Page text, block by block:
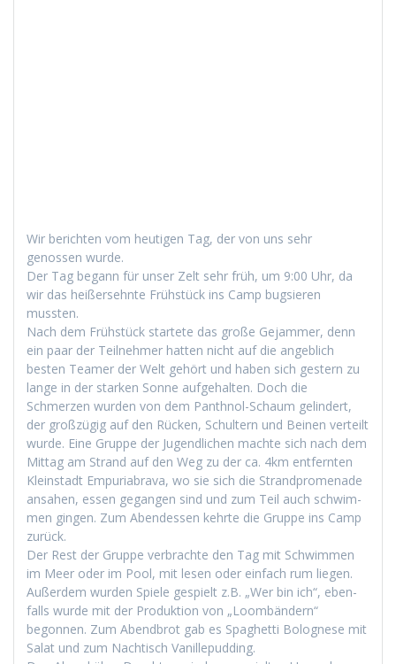
Wir bericht­en vom heuti­gen Tag, der von uns sehr
genossen wurde.
Der Tag begann für unser Zelt sehr früh, um 9:00 Uhr, da
wir das heißersehnte Früh­stück ins Camp bugsieren
mussten.
Nach dem Früh­stück startete das große Gejam­mer, denn
ein paar der Teil­nehmer hat­ten nicht auf die ange­blich
besten Team­er der Welt gehört und haben sich gestern zu
lange in der starken Sonne aufge­hal­ten. Doch die
Schmerzen wur­den von dem Pan­th­nol-Schaum gelin­dert,
der großzügig auf den Rück­en, Schul­tern und Beinen verteilt
wurde. Eine Gruppe der Jugendlichen machte sich nach dem
Mit­tag am Strand auf den Weg zu der ca. 4km ent­fer­n­ten
Kle­in­stadt Empuriabra­va, wo sie sich die Strand­prom­e­nade
ansa­hen, essen gegan­gen sind und zum Teil auch schwim­
men gin­gen. Zum Aben­dessen kehrte die Gruppe ins Camp
zurück.
Der Rest der Gruppe ver­brachte den Tag mit Schwim­men
im Meer oder im Pool, mit lesen oder ein­fach rum liegen.
Außer­dem wur­den Spiele gespielt z.B. „Wer bin ich“, eben­
falls wurde mit der Pro­duk­tion von „Loom­bän­dern“
begonnen. Zum Abend­brot gab es Spaghet­ti Bolog­nese mit
Salat und zum Nachtisch Vanillepudding.